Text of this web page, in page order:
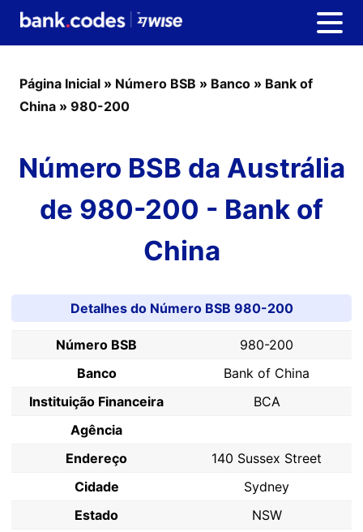
Página Inicial » Número BSB » Banco » Bank of
China » 980-200
Número BSB da Austrália
de 980-200 - Bank of
China
Detalhes do Número BSB 980-200
Número BSB
980-200
Banco
Bank of China
Instituição Financeira
BCA
Agência
Endereço
140 Sussex Street
Cidade
Sydney
Estado
NSW